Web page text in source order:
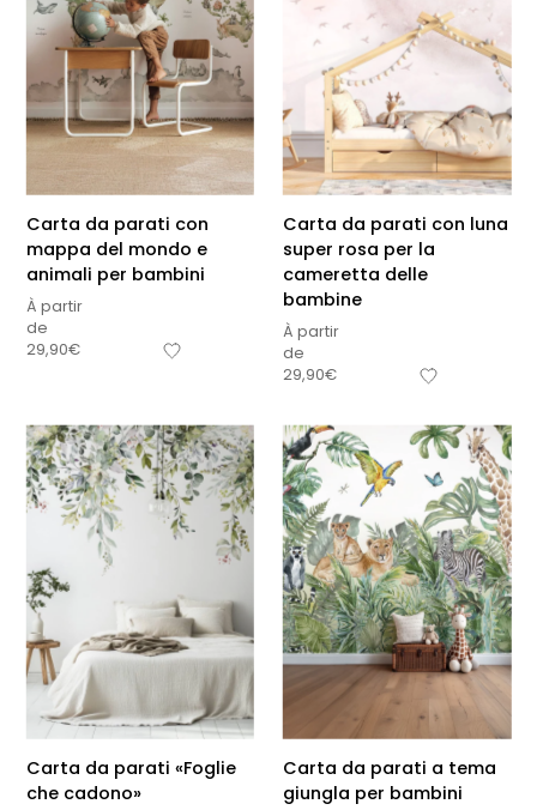
Carta da parati con
mappa del mondo e
animali per bambini
À partir
de
29,90€
Carta da parati con luna
super rosa per la
cameretta delle
bambine
À partir
de
29,90€
Carta da parati «Foglie
che cadono»
Carta da parati a tema
giungla per bambini